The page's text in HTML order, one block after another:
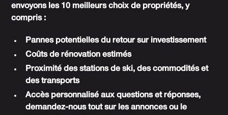
envoyons les 10 meilleurs choix de propriétés, y
compris :
Pannes potentielles du retour sur investissement
Coûts de rénovation estimés
Proximité des stations de ski, des commodités et
des transports
Accès personnalisé aux questions et réponses,
demandez-nous tout sur les annonces ou le